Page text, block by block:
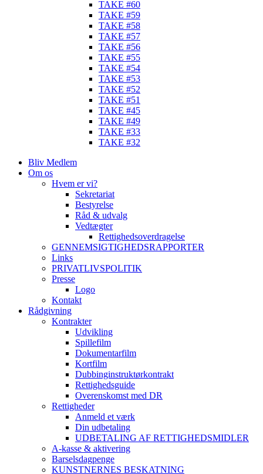
TAKE #60
TAKE #59
TAKE #58
TAKE #57
TAKE #56
TAKE #55
TAKE #54
TAKE #53
TAKE #52
TAKE #51
TAKE #45
TAKE #49
TAKE #33
TAKE #32
Bliv Medlem
Om os
Hvem er vi?
Sekretariat
Bestyrelse
Råd & udvalg
Vedtægter
Rettighedsoverdragelse
GENNEMSIGTIGHEDSRAPPORTER
Links
PRIVATLIVSPOLITIK
Presse
Logo
Kontakt
Rådgivning
Kontrakter
Udvikling
Spillefilm
Dokumentarfilm
Kortfilm
Dubbinginstruktørkontrakt
Rettighedsguide
Overenskomst med DR
Rettigheder
Anmeld et værk
Din udbetaling
UDBETALING AF RETTIGHEDSMIDLER
A-kasse & aktivering
Barselsdagpenge
KUNSTNERNES BESKATNING